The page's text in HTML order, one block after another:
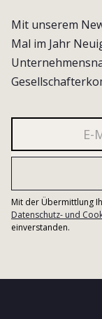
Mit unserem
Mal im Jahr
Mit der Übermittlung
Datenschutz- und
einverstanden.